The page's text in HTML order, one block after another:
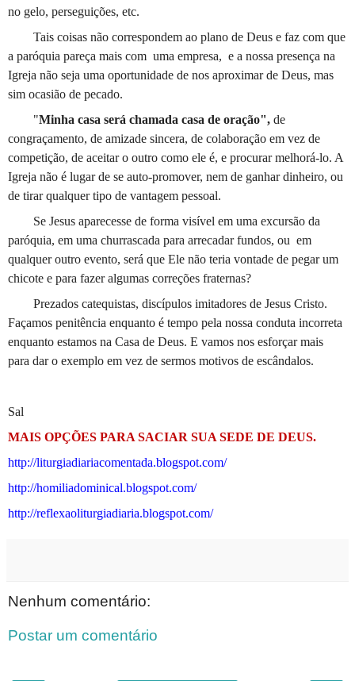
no gelo, perseguições, etc.
Tais coisas não correspondem ao plano de Deus e faz com que
a paróquia pareça mais com uma empresa, e a nossa presença na
Igreja não seja uma oportunidade de nos aproximar de Deus, mas
sim ocasião de pecado.
"Minha casa será chamada casa de oração", de
congraçamento, de amizade sincera, de colaboração em vez de
competição, de aceitar o outro como ele é, e procurar melhorá-lo. A
Igreja não é lugar de se auto-promover, nem de ganhar dinheiro, ou
de tirar qualquer tipo de vantagem pessoal.
Se Jesus aparecesse de forma visível em uma excursão da
paróquia, em uma churrascada para arrecadar fundos, ou em
qualquer outro evento, será que Ele não teria vontade de pegar um
chicote e para fazer algumas correções fraternas?
Prezados catequistas, discípulos imitadores de Jesus Cristo.
Façamos penitência enquanto é tempo pela nossa conduta incorreta
enquanto estamos na Casa de Deus. E vamos nos esforçar mais
para dar o exemplo em vez de sermos motivos de escândalos.
Sal
MAIS OPÇÕES PARA SACIAR SUA SEDE DE DEUS.
http://liturgiadiariacomentada.blogspot.com/
http://homiliadominical.blogspot.com/
http://reflexaoliturgiadiaria.blogspot.com/
Nenhum comentário:
Postar um comentário